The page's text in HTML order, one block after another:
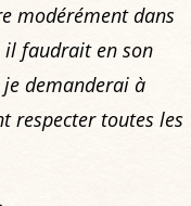
modérément dans
il faudrait en son
je demanderai à
respecter toutes les